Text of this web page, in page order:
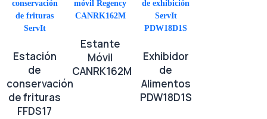
Estación
de
conservación
de frituras
FFDS17
Estante
Móvil
CANRK162M
Exhibidor
de
Alimentos
PDW18D1S